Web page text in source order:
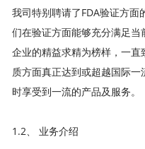
我司特别聘请了FDA验证方
们在验证方面能够充分满足
企业的精益求精为榜样，一
质方面真正达到或超越国际
时享受到一流的产品及服务。
1.2、 业务介绍